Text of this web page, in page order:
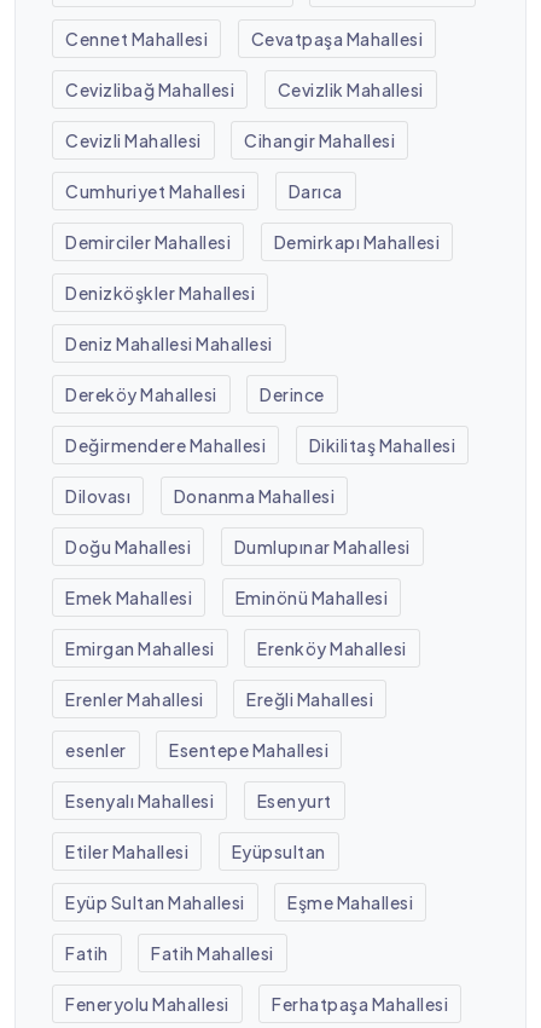
Cennet Mahallesi Cevatpaşa Mahallesi
Cevizlibağ Mahallesi Cevizlik Mahallesi
Cevizli Mahallesi Cihangir Mahallesi
Cumhuriyet Mahallesi Darıca
Demirciler Mahallesi Demirkapı Mahallesi
Denizköşkler Mahallesi
Deniz Mahallesi Mahallesi
Dereköy Mahallesi Derince
Değirmendere Mahallesi Dikilitaş Mahallesi
Dilovası Donanma Mahallesi
Doğu Mahallesi Dumlupınar Mahallesi
Emek Mahallesi Eminönü Mahallesi
Emirgan Mahallesi Erenköy Mahallesi
Erenler Mahallesi Ereğli Mahallesi
esenler Esentepe Mahallesi
Esenyalı Mahallesi Esenyurt
Etiler Mahallesi Eyüpsultan
Eyüp Sultan Mahallesi Eşme Mahallesi
Fatih Fatih Mahallesi
Feneryolu Mahallesi Ferhatpaşa Mahallesi